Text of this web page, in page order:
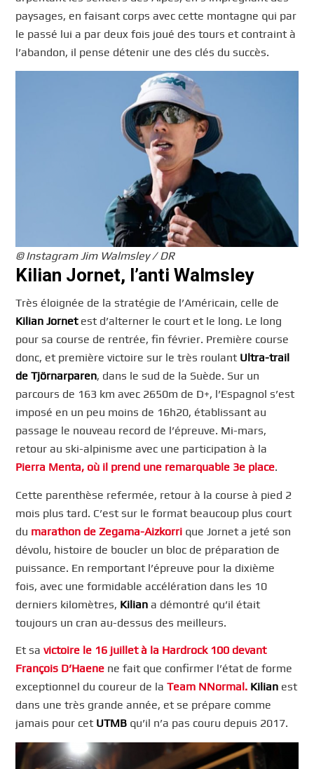
paysages, en faisant corps avec cette montagne qui par
le passé lui a par deux fois joué des tours et contraint à
l’abandon, il pense détenir une des clés du succès.
© Instagram Jim Walmsley / DR
Kilian Jornet, l’anti Walmsley
Très éloignée de la stratégie de l’Américain, celle de
Kilian Jornetest d’alterner le court et le long. Le long
pour sa course de rentrée, fin février. Première course
donc, et première victoire sur le très roulant Ultra-trail
de Tjörnarparen, dans le sud de la Suède. Sur un
parcours de 163 km avec 2650m de D+, l’Espagnol s’est
imposé en un peu moins de 16h20, établissant au
passage le nouveau record de l’épreuve. Mi-mars,
retour au ski-alpinisme avec une participation à la
Pierra Menta, où il prend une remarquable 3e place.
Cette parenthèse refermée, retour à la course à pied 2
mois plus tard. C’est sur le format beaucoup plus court
du marathon de Zegama-Aizkorri que Jornet a jeté son
dévolu, histoire de boucler un bloc de préparation de
puissance. En remportant l’épreuve pour la dixième
fois, avec une formidable accélération dans les 10
derniers kilomètres, Kilian a démontré qu’il était
toujours un cran au-dessus des meilleurs.
Et savictoire le 16 juillet à la Hardrock 100 devant
François D’Haene ne fait que confirmer l’état de forme
exceptionnel du coureur de laTeam NNormal. Kilian est
dans une très grande année, et se prépare comme
jamais pour cet UTMB qu’il n’a pas couru depuis 2017.